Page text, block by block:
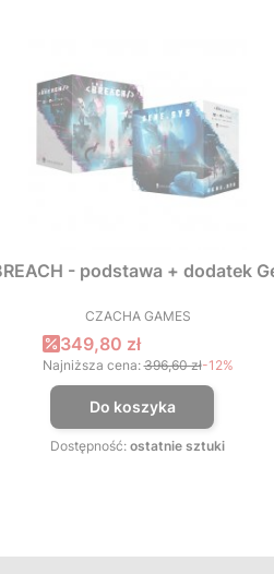
- podstawa + dodatek
PRODUCENT
CZACHA GAMES
Cena promocyjna
349,80 zł
Najniższa cena: 396,60 zł-12%
Do koszyka
Dostępność: ostatnie sztuki